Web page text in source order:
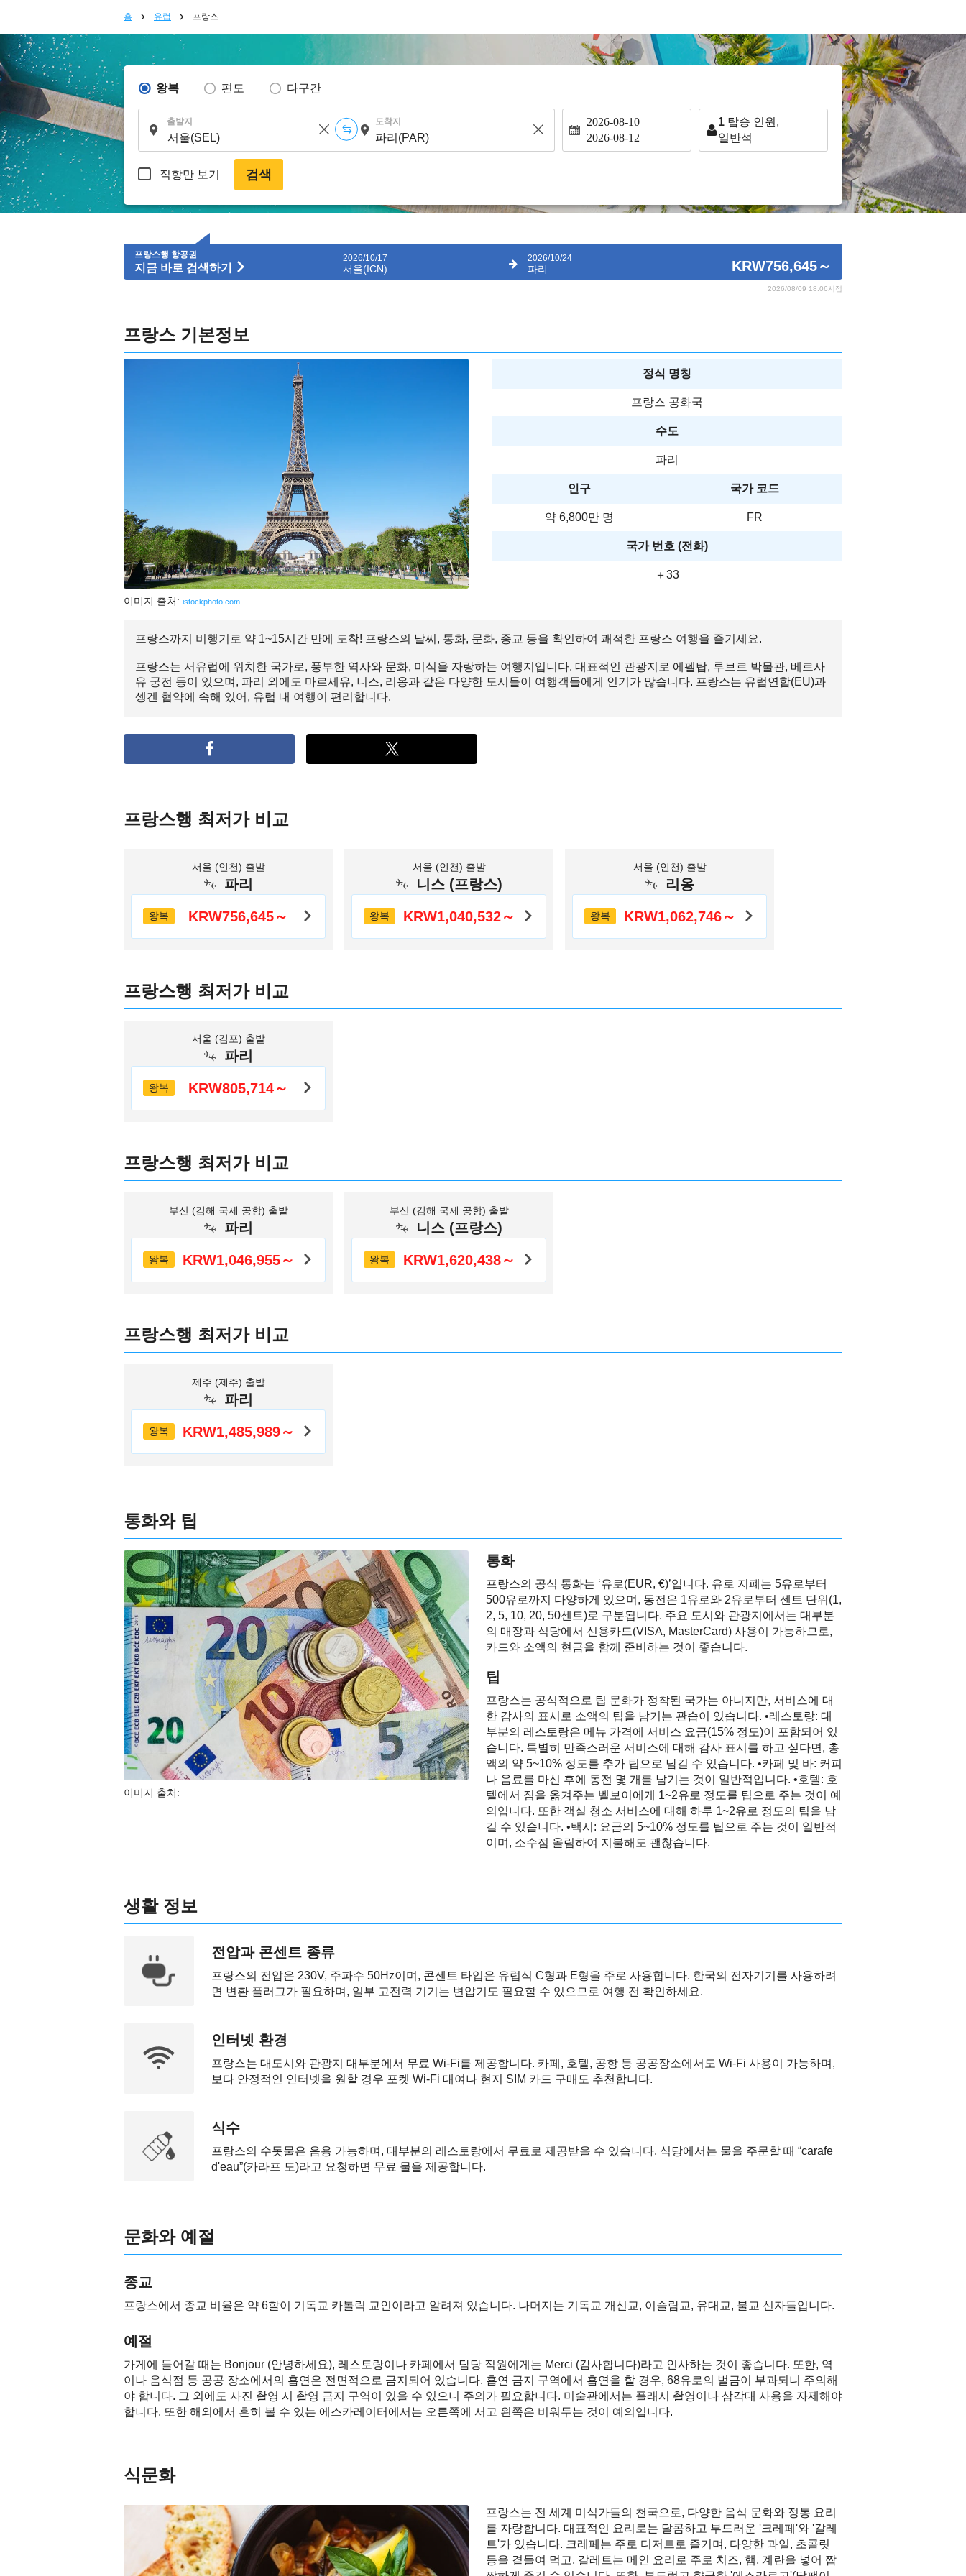
홈 유럽 프랑스
왕복 편도 다구간
출발지 도착지 2026-08-10
2026-08-12
1 탑승 인원,
일반석
직항만 보기 검색
프랑스행 항공권
지금 바로 검색하기
2026/10/17
서울(ICN)
2026/10/24
파리 KRW756,645～
2026/08/09 18:06시점
프랑스 기본정보
이미지 출처: istockphoto.com
정식 명칭
프랑스 공화국
수도
파리
인구 국가 코드
약 6,800만 명 FR
국가 번호 (전화)
＋33
프랑스까지 비행기로 약 1~15시간 만에 도착! 프랑스의 날씨, 통화, 문화, 종교 등을 확인하여 쾌적한 프랑스 여행을 즐기세요.
프랑스는 서유럽에 위치한 국가로, 풍부한 역사와 문화, 미식을 자랑하는 여행지입니다. 대표적인 관광지로 에펠탑, 루브르 박물관, 베르사
유 궁전 등이 있으며, 파리 외에도 마르세유, 니스, 리옹과 같은 다양한 도시들이 여행객들에게 인기가 많습니다. 프랑스는 유럽연합(EU)과
셍겐 협약에 속해 있어, 유럽 내 여행이 편리합니다.
프랑스행 최저가 비교
서울 (인천) 출발
파리
왕복 KRW756,645～
서울 (인천) 출발
니스 (프랑스)
왕복 KRW1,040,532～
서울 (인천) 출발
리옹
왕복 KRW1,062,746～
프랑스행 최저가 비교
서울 (김포) 출발
파리
왕복 KRW805,714～
프랑스행 최저가 비교
부산 (김해 국제 공항) 출발
파리
왕복 KRW1,046,955～
부산 (김해 국제 공항) 출발
니스 (프랑스)
왕복 KRW1,620,438～
프랑스행 최저가 비교
제주 (제주) 출발
파리
왕복 KRW1,485,989～
통화와 팁
이미지 출처:
통화
프랑스의 공식 통화는 ‘유로(EUR, €)’입니다. 유로 지폐는 5유로부터
500유로까지 다양하게 있으며, 동전은 1유로와 2유로부터 센트 단위(1,
2, 5, 10, 20, 50센트)로 구분됩니다. 주요 도시와 관광지에서는 대부분
의 매장과 식당에서 신용카드(VISA, MasterCard) 사용이 가능하므로,
카드와 소액의 현금을 함께 준비하는 것이 좋습니다.
팁
프랑스는 공식적으로 팁 문화가 정착된 국가는 아니지만, 서비스에 대
한 감사의 표시로 소액의 팁을 남기는 관습이 있습니다. •레스토랑: 대
부분의 레스토랑은 메뉴 가격에 서비스 요금(15% 정도)이 포함되어 있
습니다. 특별히 만족스러운 서비스에 대해 감사 표시를 하고 싶다면, 총
액의 약 5~10% 정도를 추가 팁으로 남길 수 있습니다. •카페 및 바: 커피
나 음료를 마신 후에 동전 몇 개를 남기는 것이 일반적입니다. •호텔: 호
텔에서 짐을 옮겨주는 벨보이에게 1~2유로 정도를 팁으로 주는 것이 예
의입니다. 또한 객실 청소 서비스에 대해 하루 1~2유로 정도의 팁을 남
길 수 있습니다. •택시: 요금의 5~10% 정도를 팁으로 주는 것이 일반적
이며, 소수점 올림하여 지불해도 괜찮습니다.
생활 정보
전압과 콘센트 종류
프랑스의 전압은 230V, 주파수 50Hz이며, 콘센트 타입은 유럽식 C형과 E형을 주로 사용합니다. 한국의 전자기기를 사용하려
면 변환 플러그가 필요하며, 일부 고전력 기기는 변압기도 필요할 수 있으므로 여행 전 확인하세요.
인터넷 환경
프랑스는 대도시와 관광지 대부분에서 무료 Wi-Fi를 제공합니다. 카페, 호텔, 공항 등 공공장소에서도 Wi-Fi 사용이 가능하며,
보다 안정적인 인터넷을 원할 경우 포켓 Wi-Fi 대여나 현지 SIM 카드 구매도 추천합니다.
식수
프랑스의 수돗물은 음용 가능하며, 대부분의 레스토랑에서 무료로 제공받을 수 있습니다. 식당에서는 물을 주문할 때 “carafe
d'eau”(카라프 도)라고 요청하면 무료 물을 제공합니다.
문화와 예절
종교
프랑스에서 종교 비율은 약 6할이 기독교 카톨릭 교인이라고 알려져 있습니다. 나머지는 기독교 개신교, 이슬람교, 유대교, 불교 신자들입니다.
예절
가게에 들어갈 때는 Bonjour (안녕하세요), 레스토랑이나 카페에서 담당 직원에게는 Merci (감사합니다)라고 인사하는 것이 좋습니다. 또한, 역
이나 음식점 등 공공 장소에서의 흡연은 전면적으로 금지되어 있습니다. 흡연 금지 구역에서 흡연을 할 경우, 68유로의 벌금이 부과되니 주의해
야 합니다. 그 외에도 사진 촬영 시 촬영 금지 구역이 있을 수 있으니 주의가 필요합니다. 미술관에서는 플래시 촬영이나 삼각대 사용을 자제해야
합니다. 또한 해외에서 흔히 볼 수 있는 에스카레이터에서는 오른쪽에 서고 왼쪽은 비워두는 것이 예의입니다.
식문화
프랑스는 전 세계 미식가들의 천국으로, 다양한 음식 문화와 정통 요리
를 자랑합니다. 대표적인 요리로는 달콤하고 부드러운 '크레페'와 '갈레
트'가 있습니다. 크레페는 주로 디저트로 즐기며, 다양한 과일, 초콜릿
등을 곁들여 먹고, 갈레트는 메인 요리로 주로 치즈, 햄, 계란을 넣어 짭